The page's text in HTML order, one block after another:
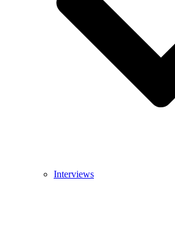
Interviews